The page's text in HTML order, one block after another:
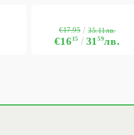
€1615 3159лв.
€17.95 35.11лв.